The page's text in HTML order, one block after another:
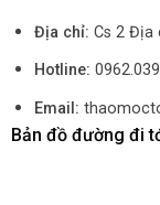
Địa chỉ: Cs 2 Địa
Hotline:
Email:
Bản đồ đường đi